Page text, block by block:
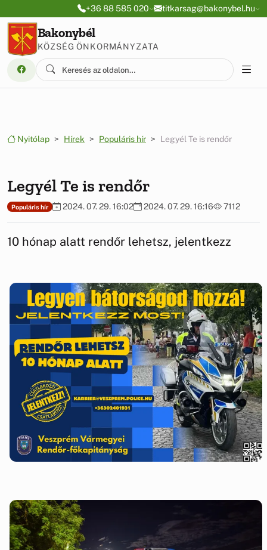
Ugrás a menüre
Ugrás a tartalomra+36 88 585 020 titkarsag@bakonybel.hu
Bakonybél
KÖZSÉG ÖNKORMÁNYZATA
Nyitólap Hírek Populáris hír Legyél Te is rendőr
Legyél Te is rendőr
Populáris hír 2024. 07. 29. 16:02 2024. 07. 29. 16:16 7112
10 hónap alatt rendőr lehetsz, jelentkezz